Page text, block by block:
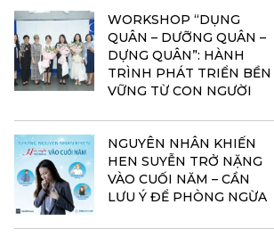
WORKSHOP “DỤNG
QUÂN – DƯỠNG QUÂN –
DỰNG QUÂN”: HÀNH
TRÌNH PHÁT TRIỂN BỀN
VỮNG TỪ CON NGƯỜI
NGUYÊN NHÂN KHIẾN
HEN SUYỄN TRỞ NẶNG
VÀO CUỐI NĂM – CẦN
LƯU Ý ĐỂ PHÒNG NGỪA